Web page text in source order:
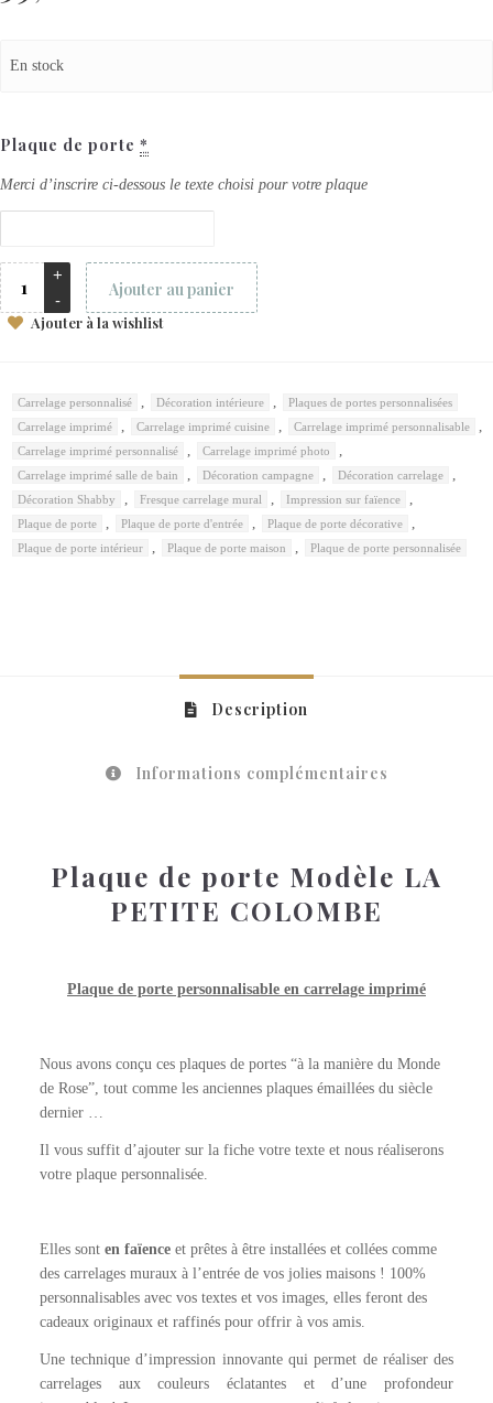
En stock
Plaque de porte *
Merci d’inscrire ci-dessous le texte choisi pour votre plaque
Ajouter au panier
Ajouter à la wishlist
Carrelage personnalisé Décoration intérieure
Plaques de portes personnalisées
Carrelage imprimé
Carrelage imprimé cuisine Carrelage imprimé personnalisable
Carrelage imprimé personnalisé Carrelage imprimé photo
Carrelage imprimé salle de bain Décoration campagne Décoration carrelage
Décoration Shabby Fresque carrelage mural Impression sur faïence
Plaque de porte Plaque de porte d'entrée Plaque de porte décorative
Plaque de porte intérieur Plaque de porte maison Plaque de porte personnalisée
Description
Informations complémentaires
Plaque de porte Modèle LA
PETITE COLOMBE
Plaque de porte personnalisable en carrelage imprimé
Nous avons conçu ces plaques de portes “à la manière du Monde
de Rose”, tout comme les anciennes plaques émaillées du siècle
dernier …
Il vous suffit d’ajouter sur la fiche votre texte et nous réaliserons
votre plaque personnalisée.
Elles sont en faïenceet prêtes à être installées et collées comme
des carrelages muraux à l’entrée de vos jolies maisons ! 100%
personnalisables avec vos textes et vos images, elles feront des
cadeaux originaux et raffinés pour offrir à vos amis.
Une technique d’impression innovante qui permet de réaliser des
carrelages aux couleurs éclatantes et d’une profondeur